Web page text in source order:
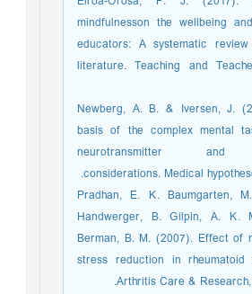
mindfulnesson the wellbeing
educators: A systematic
literature. Teaching and
Newberg, A. B. & Iversen, J.
basis of the complex mental
neurotransmitter and
considerations. Medical
Pradhan, E. K. Baumgarten,
Handwerger, B. Gilpin, A. K.
Berman, B. M. (2007). Effect of
stress reduction in
Arthritis Care &